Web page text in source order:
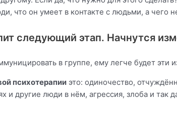
что он умеет в контакте с людьми, а чего
следующий этап. Начнутся
в группе, ему легче будет эти
психотерапии это: одиночество,
и другие люди в нём, агрессия, злоба и так